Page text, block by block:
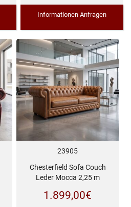
Informationen Anfragen
23905
Chesterfield Sofa Couch
Leder Mocca 2,25 m
1.899,00€